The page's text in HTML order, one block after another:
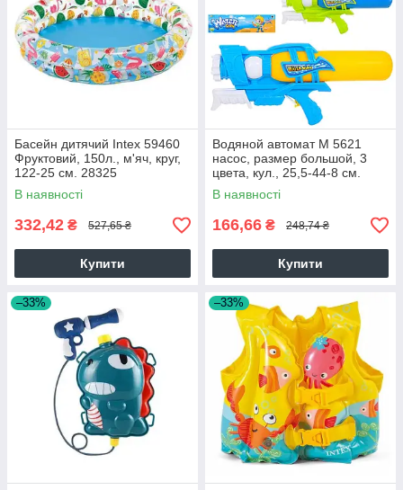
Басейн дитячий Intex 59460
Фруктовий, 150л., м'яч, круг,
122-25 см. 28325
В наявності
332,42 ₴ 527,65 ₴
Купити
Водяной автомат M 5621
насос, размер большой, 3
цвета, кул., 25,5-44-8 см.
В наявності
166,66 ₴ 248,74 ₴
Купити
–33% –33%